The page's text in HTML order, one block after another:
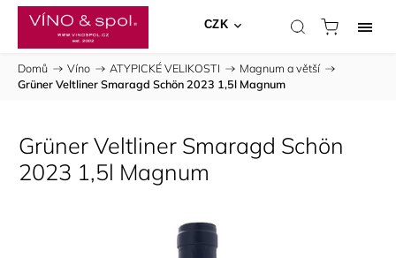
CZK
Domů / Víno / ATYPICKÉ VELIKOSTI / Magnum a větší /
Grüner Veltliner Smaragd Schön 2023 1,5l Magnum
Grüner Veltliner Smaragd Schön
2023 1,5l Magnum